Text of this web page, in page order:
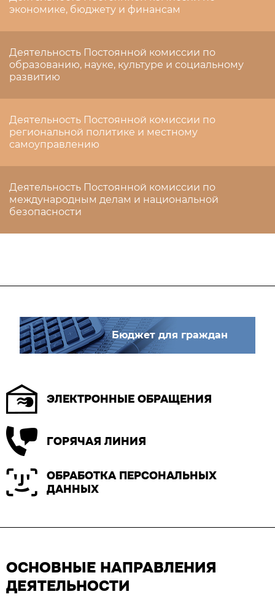
экономике, бюджету и финансам
Деятельность Постоянной комиссии по
образованию, науке, культуре и социальному
развитию
Деятельность Постоянной комиссии по
региональной политике и местному
самоуправлению
Деятельность Постоянной комиссии по
международным делам и национальной
безопасности
Бюджет для граждан
ЭЛЕКТРОННЫЕ ОБРАЩЕНИЯ
ГОРЯЧАЯ ЛИНИЯ
ОБРАБОТКА ПЕРСОНАЛЬНЫХ
ДАННЫХ
ОСНОВНЫЕ НАПРАВЛЕНИЯ
ДЕЯТЕЛЬНОСТИ